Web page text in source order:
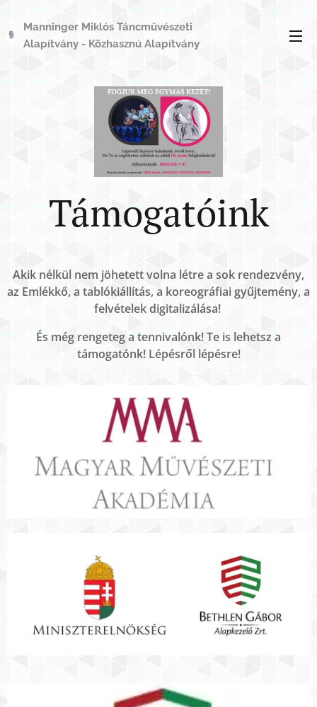
Manninger Miklós Táncművészeti
Alapítvány - Közhasznú Alapítvány
Támogatóink
Akik nélkül nem jöhetett volna létre a sok rendezvény,
az Emlékkő, a tablókiállítás, a koreográfiai gyűjtemény, a
felvételek digitalizálása!
És még rengeteg a tennivalónk! Te is lehetsz a
támogatónk! Lépésről lépésre!